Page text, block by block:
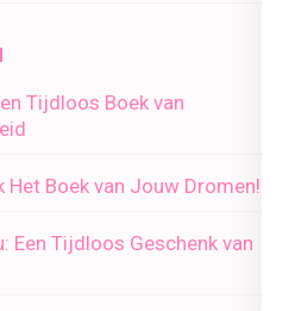
Tijdloos Boek van
Het Boek van Jouw Dromen!
Een Tijdloos Geschenk van